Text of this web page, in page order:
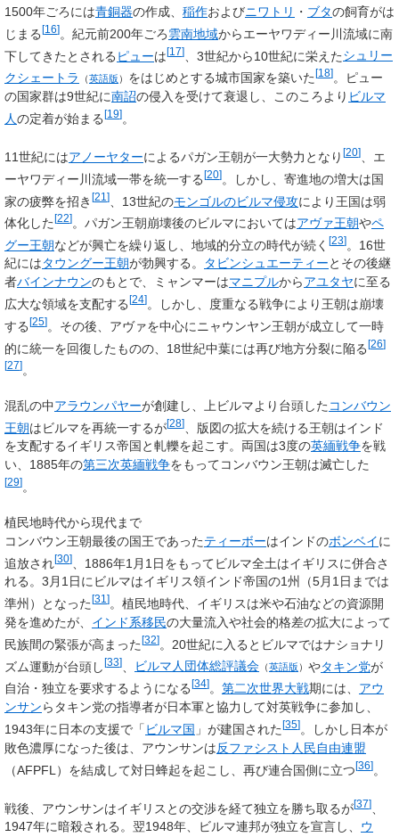
1500年ごろには青銅器の作成、 稲作およびニワトリ ・ ブタの飼育がは
じまる[16]。紀元前200年ごろ雲南地域からエーヤワディー川流域に南
下してきたとされる ピューは[17] 、3世紀から10世紀に栄えたシュリー
クシェートラ
（英語版 ） をはじめとする城市国家を築いた [18] 。ピュー
の国家群は9世紀に南詔の侵入を受けて衰退し、このころより ビルマ
人の定着が始まる[19]。
11世紀にはアノーヤターによるパガン王朝が一大勢力となり [20]
、エ
ーヤワディー川流域一帯を統一する[20]。しかし、寄進地の増大は国
家の疲弊を招き [21 ] 、13世紀のモンゴルのビルマ侵攻により王国は弱
体化した [22] 。パガン王朝崩壊後のビルマにおいてはアヴァ王朝やペ
グー王朝などが興亡を繰り返し、地域的分立の時代が続く [23]。16世
紀にはタウングー王朝が勃興する。 タビンシュエーティーとその後継
者バインナウンのもとで、ミャンマーはマニプルからアユタヤに至る
広大な領域を支配する [24] 。しかし、度重なる戦争により王朝は崩壊
する [25] 。その後、アヴァを中心にニャウンヤン王朝が成立して一時
的に統一を回復したものの、18世紀中葉には再び地方分裂に陥る[26]
[27] 。
混乱の中アラウンパヤーが創建し、上ビルマより台頭した コンバウン
王朝はビルマを再統一するが[28]
、版図の拡大を続ける王朝はインド
を支配するイギリス帝国と軋轢を起こす。両国は3度の英緬戦争を戦
い、1885年の第三次英緬戦争をもってコンバウン王朝は滅亡した
[29] 。
植民地時代から現代まで
コンバウン王朝最後の国王であったティーボーはインドのボンベイに
追放され[30]
、1886年1月1日をもってビルマ全土はイギリスに併合さ
れる。3月1日にビルマはイギリス領インド帝国の1州（5月1日までは
準州）となった [31 ] 。植民地時代、イギリスは米や石油などの資源開
発を進めたが、 インド系移民の大量流入や社会的格差の拡大によって
民族間の緊張が高まった[32]。20世紀に入るとビルマではナショナリ
ズム運動が台頭し[33] ビルマ人団体総評議会 （英語版 ） やタキン党が
自治・独立を要求するようになる [34] 。 第二次世界大戦期には、 アウ
ンサンらタキン党の指導者が日本軍と協力して対英戦争に参加し、
1943年に日本の支援で「ビルマ国 」が建国された[35]。しかし日本が
敗色濃厚になった後は、アウンサンは反ファシスト人民自由連盟
（AFPFL）を結成して対日蜂起を起こし、再び連合国側に立つ[36]。
戦後、アウンサンはイギリスとの交渉を経て独立を勝ち取るが[37]
1947年に暗殺される。翌1948年、ビルマ連邦が独立を宣言し、 ウ